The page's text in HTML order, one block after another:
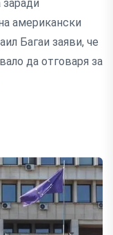
американски
Багаи заяви, че
да отговаря за